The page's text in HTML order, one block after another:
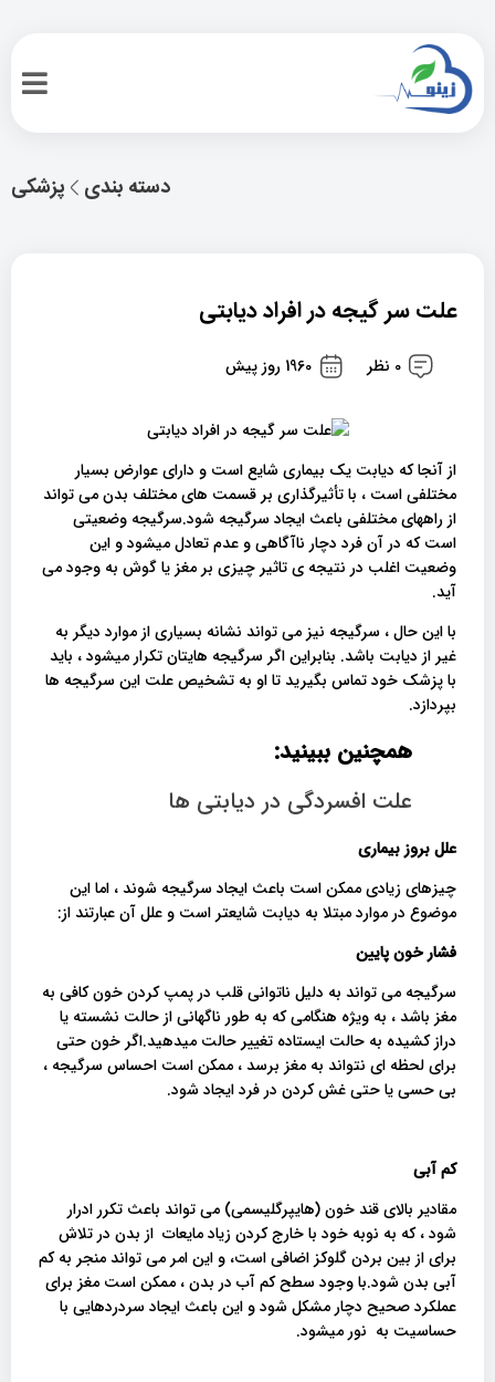
پزشکی دسته بندی
علت سر گیجه در افراد دیابتی
0 نظر 1960 روز پیش
از آنجا که دیابت یک بیماری شایع است و دارای عوارض بسیار
مختلفی است ، با تأثیرگذاری بر قسمت های مختلف بدن می تواند
از راههای مختلفی باعث ایجاد سرگیجه شود.سرگیجه وضعیتی
است که در آن فرد دچار ناآگاهی و عدم تعادل میشود و این
وضعیت اغلب در نتیجه ی تاثیر چیزی بر مغز یا گوش به وجود می
آید.
با این حال ، سرگیجه نیز می تواند نشانه بسیاری از موارد دیگر به
غیر از دیابت باشد. بنابراین اگر سرگیجه هایتان تکرار میشود ، باید
با پزشک خود تماس بگیرید تا او به تشخیص علت این سرگیجه ها
بپردازد.
همچنین ببینید:
علت افسردگی در دیابتی ها
علل بروز بیماری
چیزهای زیادی ممکن است باعث ایجاد سرگیجه شوند ، اما این
موضوع در موارد مبتلا به دیابت شایعتر است و علل آن عبارتند از:
فشار خون پایین
سرگیجه می تواند به دلیل ناتوانی قلب در پمپ کردن خون کافی به
مغز باشد ، به ویژه هنگامی که به طور ناگهانی از حالت نشسته یا
دراز کشیده به حالت ایستاده تغییر حالت میدهید.اگر خون حتی
برای لحظه ای نتواند به مغز برسد ، ممکن است احساس سرگیجه ،
بی حسی یا حتی غش کردن در فرد ایجاد شود.
کم آبی
مقادیر بالای قند خون (هایپرگلیسمی) می تواند باعث تکرر ادرار
شود ، که به نوبه خود با خارج کردن زیاد مایعات از بدن در تلاش
برای از بین بردن گلوکز اضافی است، و این امر می تواند منجر به کم
آبی بدن شود.با وجود سطح کم آب در بدن ، ممکن است مغز برای
عملکرد صحیح دچار مشکل شود و این باعث ایجاد سردردهایی با
حساسیت به نور میشود.